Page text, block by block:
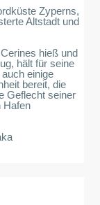
Zyperns,
Altstadt und
hieß und
hält für seine
einige
bereit, die
Geflecht seiner
Hafen